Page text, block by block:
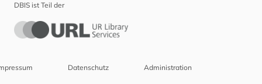
DBIS ist Teil der
Datenschutz Administration